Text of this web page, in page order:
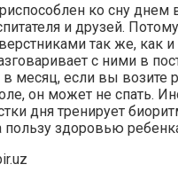
ко сну днем
и друзей.
так же, как
с ними в
месяц, если вы возите
он может не спать.
дня тренирует
пользу здоровью